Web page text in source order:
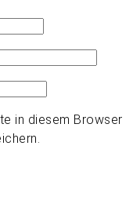
in diesem Browser